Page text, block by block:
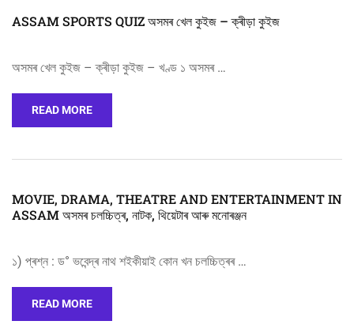
ASSAM SPORTS QUIZ অসমৰ খেল কুইজ – ক্ৰীড়া কুইজ
অসমৰ খেল কুইজ – ক্ৰীড়া কুইজ – খণ্ড ১ অসমৰ …
READ MORE
MOVIE, DRAMA, THEATRE AND ENTERTAINMENT IN
ASSAM অসমৰ চলচ্চিত্ৰ, নাটক, থিয়েটাৰ আৰু মনোৰঞ্জন
১) প্ৰশ্ন : ড° ভবেন্দ্ৰ নাথ শইকীয়াই কোন খন চলচ্চিত্ৰৰ …
READ MORE